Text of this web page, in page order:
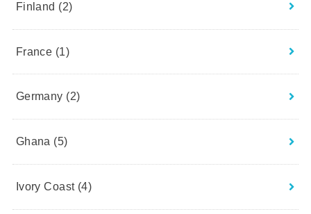
Finland (2)
France (1)
Germany (2)
Ghana (5)
Ivory Coast (4)